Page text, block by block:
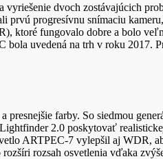
dvoch zostávajúcich
progresívnu snímaciu
ktoré fungovalo dobre a bolo
uvedená na trh v roku 2017.
farby. So siedmou
2.0 poskytovať
ARTPEC-7 vylepšil aj WDR,
rozsah osvetlenia vďaka